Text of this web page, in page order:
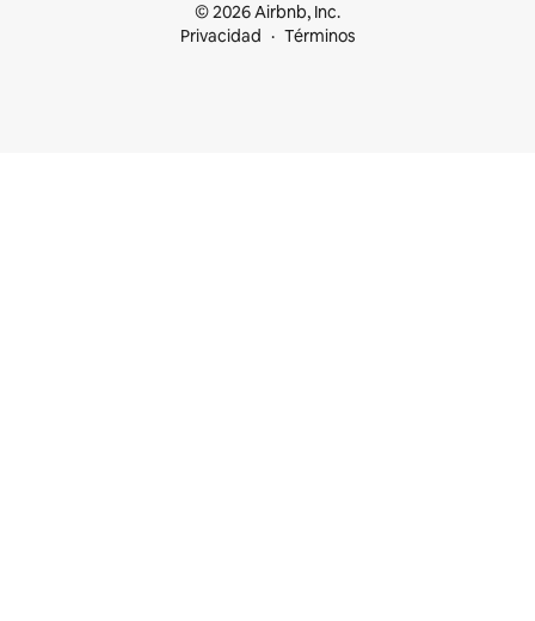
© 2026 Airbnb, Inc.
Privacidad
Términos